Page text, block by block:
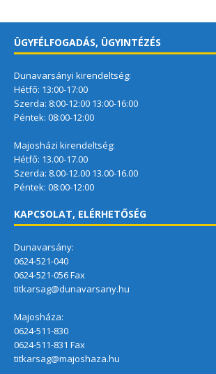
ÜGYFÉLFOGADÁS, ÜGYINTÉZÉS
Dunavarsányi kirendeltség:
Hétfő: 13:00-17:00
Szerda: 8:00-12:00 13:00-16:00
Péntek: 08:00-12:00
Majosházi kirendeltség:
Hétfő: 13.00-17.00
Szerda: 8.00-12.00 13.00-16.00
Péntek: 08:00-12:00
KAPCSOLAT, ELÉRHETŐSÉG
Dunavarsány:
0624-521-040
0624-521-056 Fax
titkarsag@dunavarsany.hu
Majosháza:
0624-511-830
0624-511-831 Fax
titkarsag@majoshaza.hu